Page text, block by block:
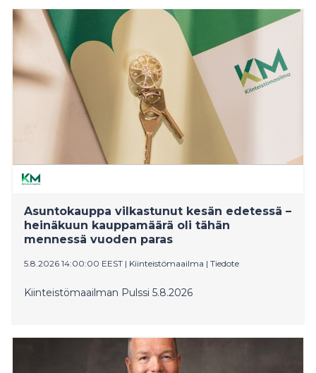
Asuntokauppa vilkastunut kesän edetessä –
heinäkuun kauppamäärä oli tähän
mennessä vuoden paras
5.8.2026 14:00:00 EEST | Kiinteistömaailma | Tiedote
Kiinteistömaailman Pulssi 5.8.2026